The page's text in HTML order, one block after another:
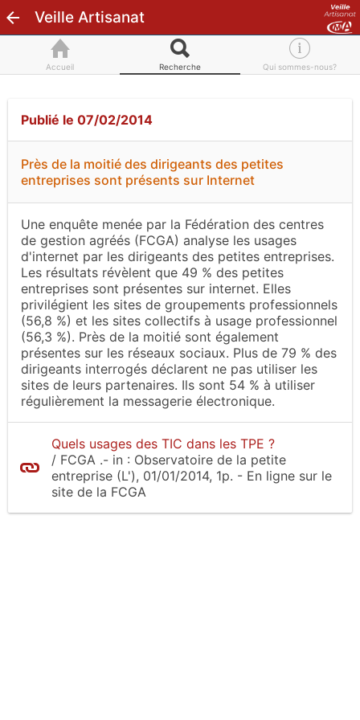
Veille Artisanat
Accueil Recherche Qui sommes-nous?
Publié le 07/02/2014
Près de la moitié des dirigeants des petites
entreprises sont présents sur Internet
Une enquête menée par la Fédération des centres
de gestion agréés (FCGA) analyse les usages
d'internet par les dirigeants des petites entreprises.
Les résultats révèlent que 49 % des petites
entreprises sont présentes sur internet. Elles
privilégient les sites de groupements professionnels
(56,8 %) et les sites collectifs à usage professionnel
(56,3 %). Près de la moitié sont également
présentes sur les réseaux sociaux. Plus de 79 % des
dirigeants interrogés déclarent ne pas utiliser les
sites de leurs partenaires. Ils sont 54 % à utiliser
régulièrement la messagerie électronique.
Quels usages des TIC dans les TPE ?
/ FCGA .- in : Observatoire de la petite
entreprise (L'), 01/01/2014, 1p. - En ligne sur le
site de la FCGA